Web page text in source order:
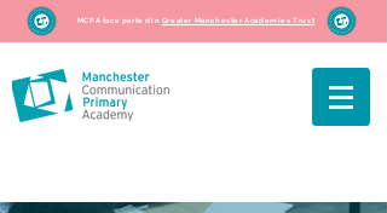
MCPA face parte din Greater Manchester Academies Trust